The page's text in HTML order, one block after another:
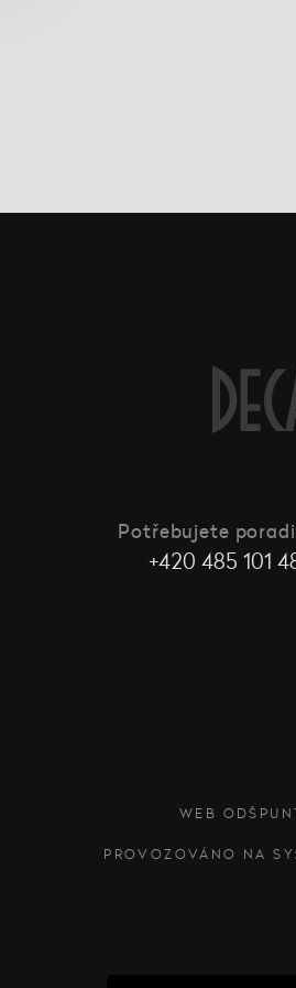
Potřebujete
+420 485 101
WEB
PROVOZOVÁNO NA